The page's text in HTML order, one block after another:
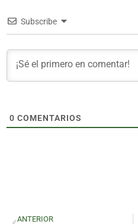
Subscribe
0 COMENTARIOS
ANTERIOR